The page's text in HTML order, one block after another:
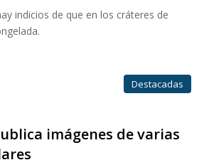
indicios de que en los cráteres de
Destacadas
imágenes de varias